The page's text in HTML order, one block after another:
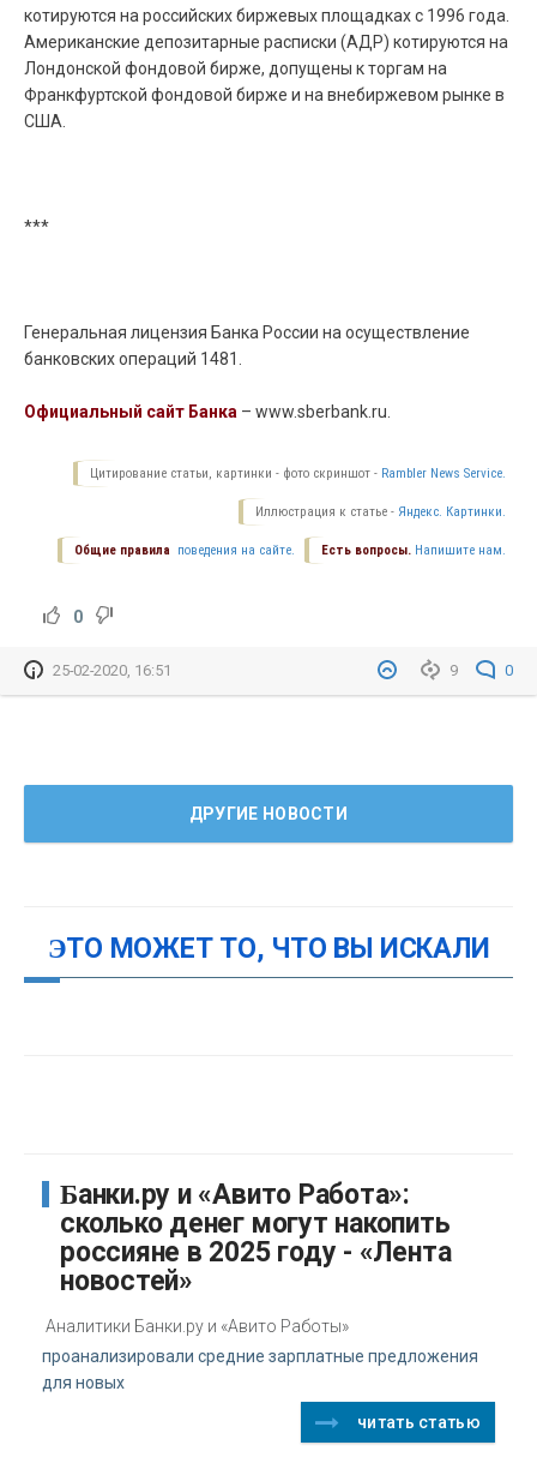
котируются на российских биржевых площадках с 1996 года.
Американские депозитарные расписки (АДР) котируются на
Лондонской фондовой бирже, допущены к торгам на
Франкфуртской фондовой бирже и на внебиржевом рынке в
США.
***
Генеральная лицензия Банка России на осуществление
банковских операций 1481.
Официальный сайт Банка – www.sberbank.ru.
Цитирование статьи, картинки - фото скриншот - Rambler News Service.
Иллюстрация к статье - Яндекс. Картинки.
Есть вопросы. Напишите нам.
Общие правила поведения на сайте.
0
9 0
25-02-2020, 16:51
ДРУГИЕ НОВОСТИ
ЭТО МОЖЕТ ТО, ЧТО ВЫ ИСКАЛИ
Банки.ру и «Авито Работа»:
сколько денег могут накопить
россияне в 2025 году - «Лента
новостей»
Аналитики Банки.ру и «Авито Работы»
проанализировали средние зарплатные предложения
для новых
читать статью